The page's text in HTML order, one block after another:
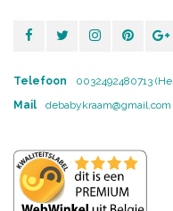
Telefoon
0032492480713
Mail
debabykraam@gmail.com